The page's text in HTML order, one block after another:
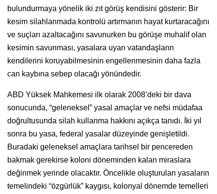
bulundurmaya yönelik iki zıt görüş kendisini gösterir: Bir
kesim silahlanmada kontrolü artırmanın hayat kurtaracağını
ve suçları azaltacağını savunurken bu görüşe muhalif olan
kesimin savunması, yasalara uyan vatandaşların
kendilerini koruyabilmesinin engellenmesinin daha fazla
can kaybına sebep olacağı yönündedir.
ABD Yüksek Mahkemesi ilk olarak 2008’deki bir dava
sonucunda, “geleneksel” yasal amaçlar ve nefsi müdafaa
doğrultusunda silah kullanma hakkını açıkça tanıdı. İki yıl
sonra bu yasa, federal yasalar düzeyinde genişletildi.
Buradaki geleneksel amaçlara tarihsel bir pencereden
bakmak gerekirse koloni döneminden kalan miraslara
değinmek yerinde olacaktır. Öncelikle oluşturulan yasaların
temelindeki “özgürlük” kaygısı, kolonyal dönemde temelleri